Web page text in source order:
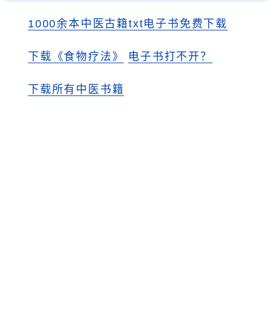
1000余本中医古籍txt电子书免费下载
下载《食物疗法》 电子书打不开？
下载所有中医书籍